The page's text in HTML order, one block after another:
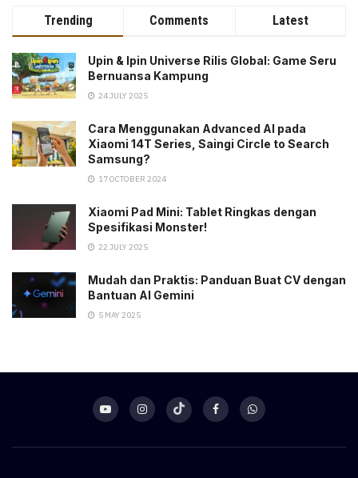
Trending Comments Latest
Upin & Ipin Universe Rilis Global: Game Seru
Bernuansa Kampung
24 JULY 2025
Cara Menggunakan Advanced AI pada
Xiaomi 14T Series, Saingi Circle to Search
Samsung?
17 OCTOBER 2024
Xiaomi Pad Mini: Tablet Ringkas dengan
Spesifikasi Monster!
22 JULY 2025
Mudah dan Praktis: Panduan Buat CV dengan
Bantuan AI Gemini
5 MAY 2025